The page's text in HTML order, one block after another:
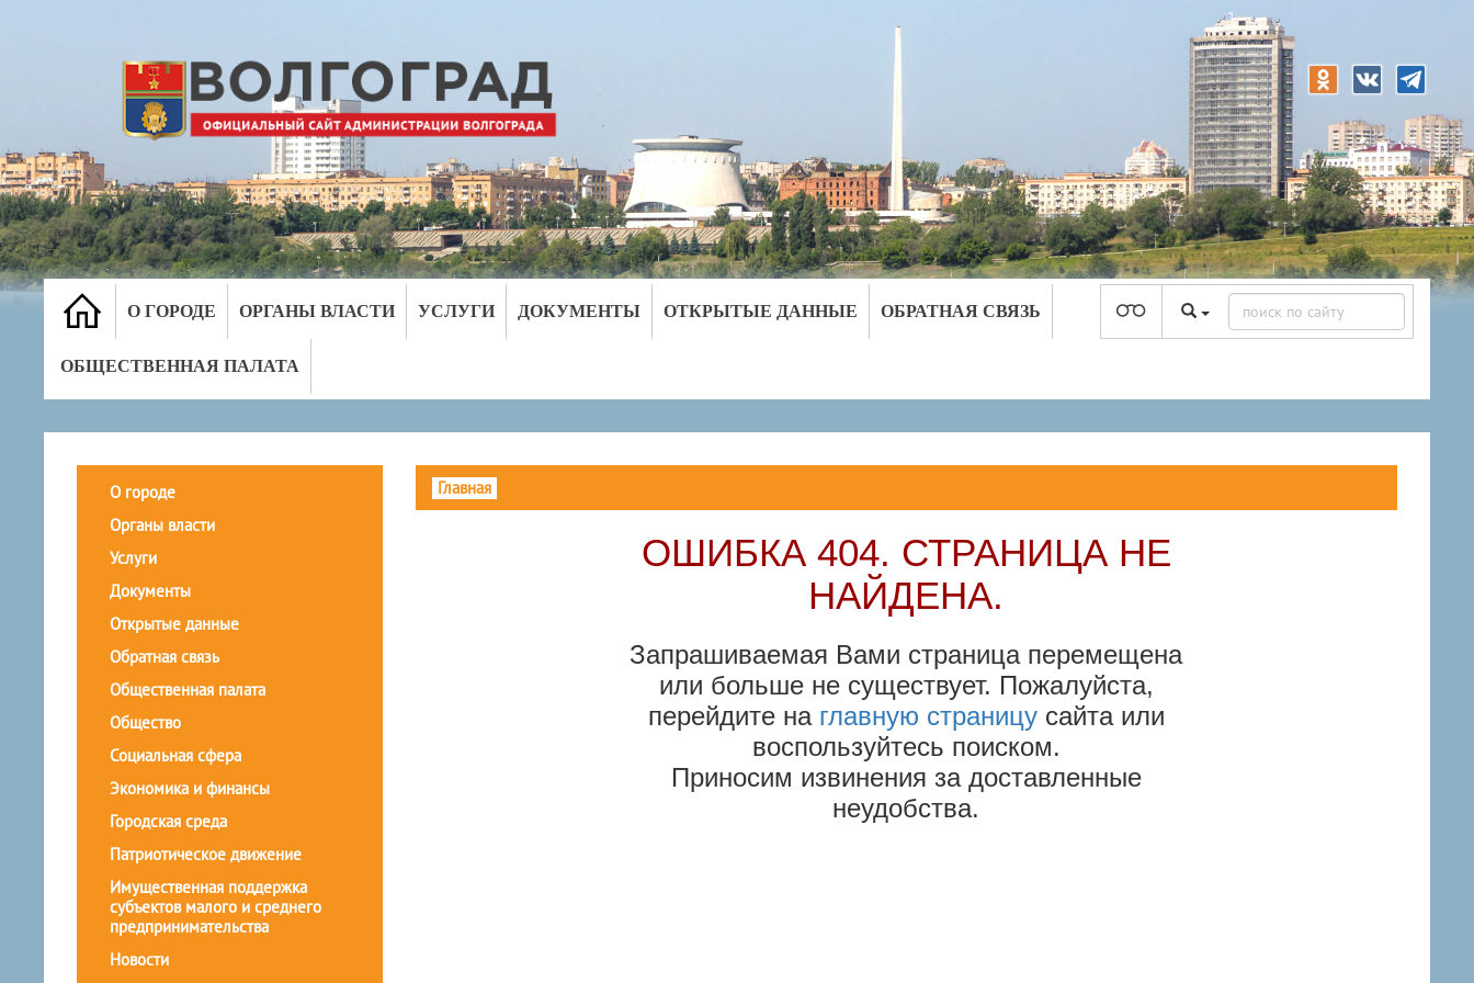
О ГОРОДЕ ОРГАНЫ ВЛАСТИ УСЛУГИ ДОКУМЕНТЫ ОТКРЫТЫЕ ДАННЫЕ ОБРАТНАЯ СВЯЗЬ
ОБЩЕСТВЕННАЯ ПАЛАТА
О городе
Органы власти
Услуги
Документы
Открытые данные
Обратная связь
Общественная палата
Общество
Социальная сфера
Экономика и финансы
Городская среда
Патриотическое движение
Имущественная поддержка
субъектов малого и среднего
предпринимательства
Новости
Главная
ОШИБКА 404. СТРАНИЦА НЕ
НАЙДЕНА.
Запрашиваемая Вами страница перемещена
или больше не существует. Пожалуйста,
перейдите на главную страницусайта или
воспользуйтесь поиском.
Приносим извинения за доставленные
неудобства.